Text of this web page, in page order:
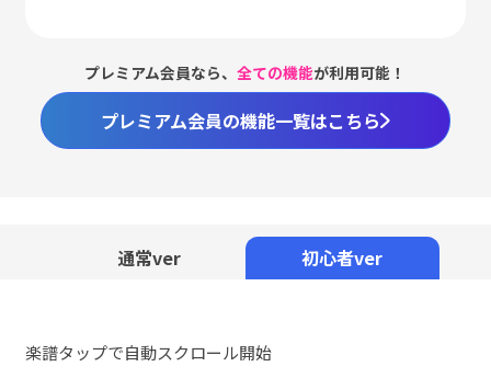
プレミアム会員なら、全ての機能が利用可能！
プレミアム会員の機能一覧はこちら
通常ver 初心者ver
楽譜タップで自動スクロール開始